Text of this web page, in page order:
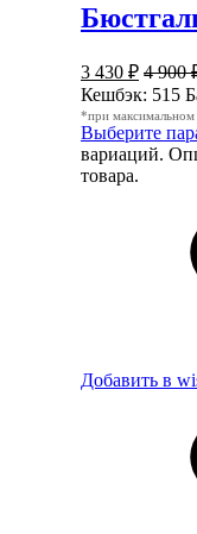
3 430 ₽ 4 900
Кешбэк: 515
*при максимальном
Выберите
вариаций.
товара.
Добавить в